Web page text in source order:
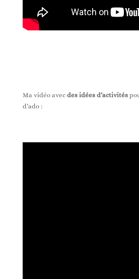
Ma vidéo avec des idées d’activités
d’ado :